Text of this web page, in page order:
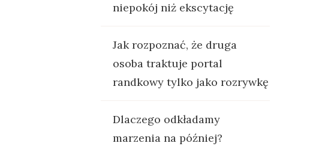
niepokój niż ekscytację
Jak rozpoznać, że druga
osoba traktuje portal
randkowy tylko jako rozrywkę
Dlaczego odkładamy
marzenia na później?